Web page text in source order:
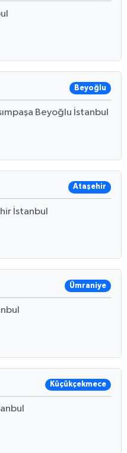
Beyoğlu
Beyoğlu İstanbul
Ataşehir
İstanbul
Ümraniye
Küçükçekmece